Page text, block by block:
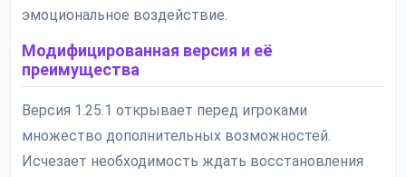
эмоциональное воздействие.
Модифицированная версия и её
преимущества
Версия 1.25.1 открывает перед игроками
множество дополнительных возможностей.
Исчезает необходимость ждать восстановления